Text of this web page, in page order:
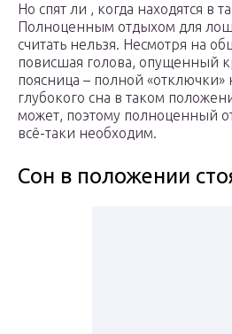
Но спят ли , когда находятся в
Полноценным отдыхом для
считать нельзя. Несмотря на
повисшая голова, опущенный
поясница – полной
глубокого сна в таком
может, поэтому полноценный
всё-таки необходим.
Сон в положении